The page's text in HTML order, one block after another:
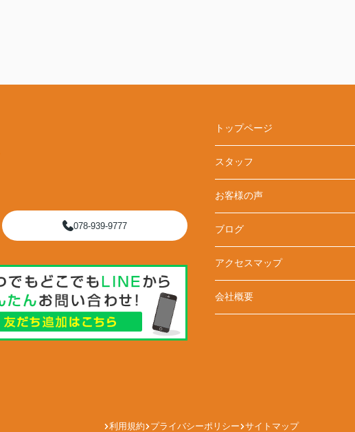
078-939-9777
トップページ
スタッフ
お客様の声
ブログ
アクセスマップ
会社概要
利用規約 プライバシーポリシー サイトマップ